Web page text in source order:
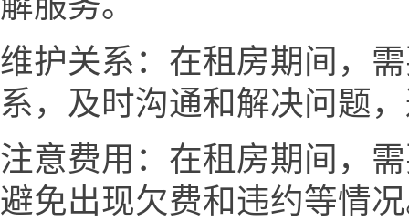
维护关系：在租房期间，
系，及时沟通和解决问题
注意费用：在租房期间，
避免出现欠费和违约等情